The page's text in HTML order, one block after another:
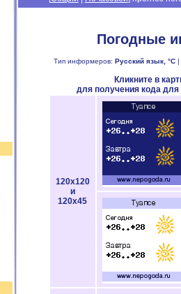
Погодные
Тип информеров: Русский язык, °C|
Кликните в
для получения кода
120x120
и
120x45